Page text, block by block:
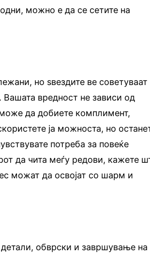
можно е да се сетите на
но ѕвездите ве советуваат
Вашата вредност не зависи од
да добиете комплимент,
ја можноста, но
потреба за повеќе
да чита меѓу редови, кажете
можат да освојат со шарм и
обврски и завршување на